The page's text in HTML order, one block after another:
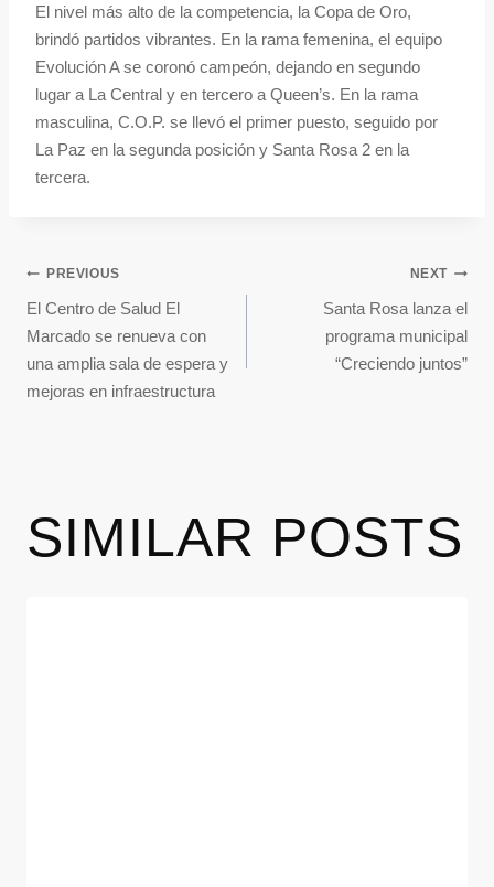
El nivel más alto de la competencia, la Copa de Oro,
brindó partidos vibrantes. En la rama femenina, el equipo
Evolución A se coronó campeón, dejando en segundo
lugar a La Central y en tercero a Queen’s. En la rama
masculina, C.O.P. se llevó el primer puesto, seguido por
La Paz en la segunda posición y Santa Rosa 2 en la
tercera.
PREVIOUS
El Centro de Salud El
Marcado se renueva con
una amplia sala de espera y
mejoras en infraestructura
NEXT
Santa Rosa lanza el
programa municipal
“Creciendo juntos”
SIMILAR POSTS